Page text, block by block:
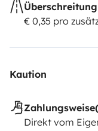
€ 0,35 pro
Kaution
Direkt vom